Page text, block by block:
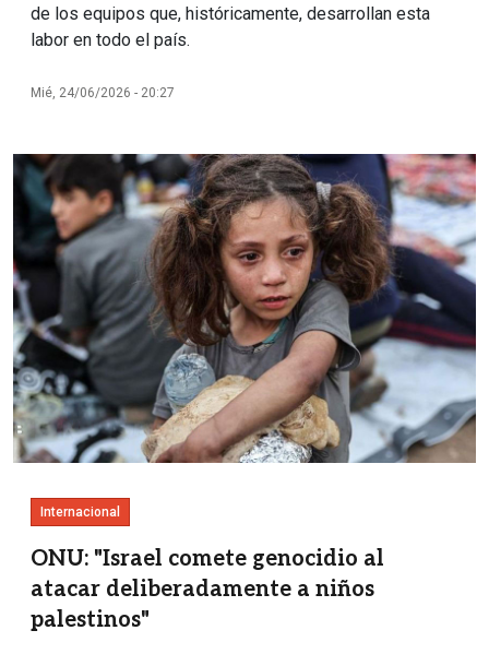
de los equipos que, históricamente, desarrollan esta
labor en todo el país.
Mié, 24/06/2026 - 20:27
Imagen
Internacional
ONU: "Israel comete genocidio al
atacar deliberadamente a niños
palestinos"